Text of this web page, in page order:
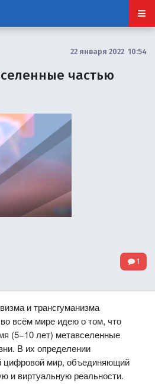
22 января 2022 10:54
частью
1
и трансгуманизма
всём мире идею о том, что
(5−10 лет) метавселенные
В их определении
мир, объединяющий
и виртуальную реальности.